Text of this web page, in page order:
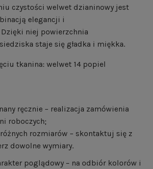
czystości welwet dzianinowy jest
elegancji i
niej powierzchnia
staje się gładka i miękka.
tkanina: welwet 14 popiel
ręcznie – realizacja zamówienia
roboczych;
rozmiarów – skontaktuj się z
dowolne wymiary.
poglądowy – na odbiór kolorów i